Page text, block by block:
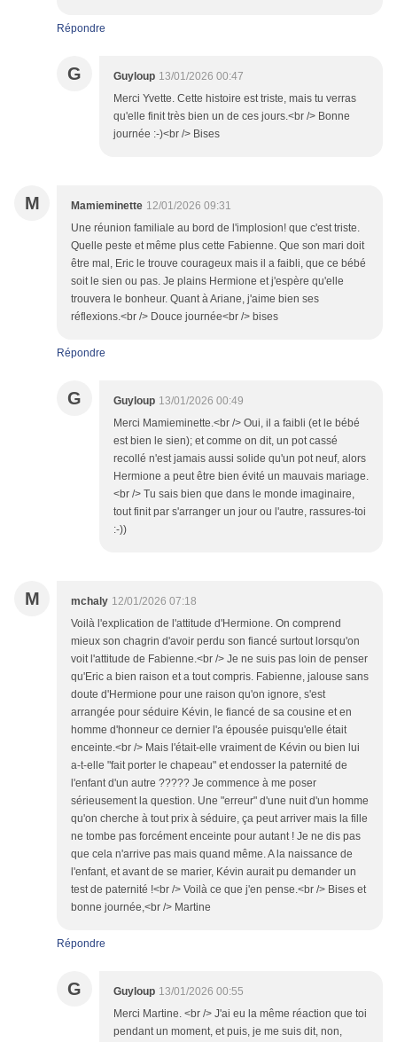
Répondre
G Guyloup 13/01/2026 00:47
Merci Yvette. Cette histoire est triste, mais tu verras
qu'elle finit très bien un de ces jours.<br /> Bonne
journée :-)<br /> Bises
M Mamieminette 12/01/2026 09:31
Une réunion familiale au bord de l'implosion! que c'est triste.
Quelle peste et même plus cette Fabienne. Que son mari doit
être mal, Eric le trouve courageux mais il a faibli, que ce bébé
soit le sien ou pas. Je plains Hermione et j'espère qu'elle
trouvera le bonheur. Quant à Ariane, j'aime bien ses
réflexions.<br /> Douce journée<br /> bises
Répondre
G Guyloup 13/01/2026 00:49
Merci Mamieminette.<br /> Oui, il a faibli (et le bébé
est bien le sien); et comme on dit, un pot cassé
recollé n'est jamais aussi solide qu'un pot neuf, alors
Hermione a peut être bien évité un mauvais mariage.
<br /> Tu sais bien que dans le monde imaginaire,
tout finit par s'arranger un jour ou l'autre, rassures-toi
:-))
M mchaly 12/01/2026 07:18
Voilà l'explication de l'attitude d'Hermione. On comprend
mieux son chagrin d'avoir perdu son fiancé surtout lorsqu'on
voit l'attitude de Fabienne.<br /> Je ne suis pas loin de penser
qu'Eric a bien raison et a tout compris. Fabienne, jalouse sans
doute d'Hermione pour une raison qu'on ignore, s'est
arrangée pour séduire Kévin, le fiancé de sa cousine et en
homme d'honneur ce dernier l'a épousée puisqu'elle était
enceinte.<br /> Mais l'était-elle vraiment de Kévin ou bien lui
a-t-elle "fait porter le chapeau" et endosser la paternité de
l'enfant d'un autre ????? Je commence à me poser
sérieusement la question. Une "erreur" d'une nuit d'un homme
qu'on cherche à tout prix à séduire, ça peut arriver mais la fille
ne tombe pas forcément enceinte pour autant ! Je ne dis pas
que cela n'arrive pas mais quand même. A la naissance de
l'enfant, et avant de se marier, Kévin aurait pu demander un
test de paternité !<br /> Voilà ce que j'en pense.<br /> Bises et
bonne journée,<br /> Martine
Répondre
G Guyloup 13/01/2026 00:55
Merci Martine. <br /> J'ai eu la même réaction que toi
pendant un moment, et puis, je me suis dit, non,